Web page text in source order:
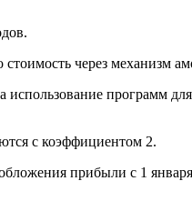
через механизм
программ
с коэффициентом 2.
прибыли с 1